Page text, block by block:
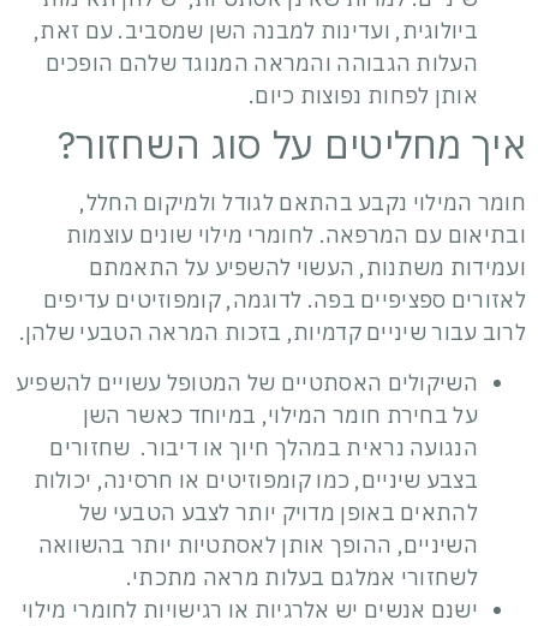
ביולוגית, ועדינות למבנה השן שמסביב. עם זאת,
העלות הגבוהה והמראה המנוגד שלהם הופכים
אותן לפחות נפוצות כיום.
איך מחליטים על סוג השחזור?
חומר המילוי נקבע בהתאם לגודל ולמיקום החלל,
ובתיאום עם המרפאה. לחומרי מילוי שונים עוצמות
ועמידות משתנות, העשוי להשפיע על התאמתם
לאזורים ספציפיים בפה. לדוגמה, קומפוזיטים עדיפים
לרוב עבור שיניים קדמיות, בזכות המראה הטבעי שלהן.
השיקולים האסתטיים של המטופל עשויים להשפיע
על בחירת חומר המילוי, במיוחד כאשר השן
הנגועה נראית במהלך חיוך או דיבור. שחזורים
בצבע שיניים, כמו קומפוזיטים או חרסינה, יכולות
להתאים באופן מדויק יותר לצבע הטבעי של
השיניים, ההופך אותן לאסתטיות יותר בהשוואה
לשחזורי אמלגם בעלות מראה מתכתי.
ישנם אנשים יש אלרגיות או רגישויות לחומרי מילוי